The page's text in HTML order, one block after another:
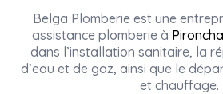
Belga Plomberie est une
assistance plomberie à
dans l’installation sanitaire, la
d’eau et de gaz, ainsi que le
et chauffage.